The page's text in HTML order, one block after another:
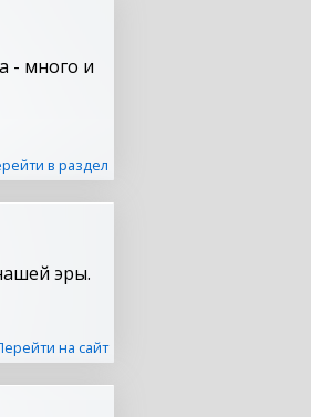
- много и
в раздел
эры.
на сайт